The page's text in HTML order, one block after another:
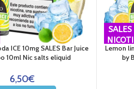
ICE 10mg SALES Bar Juice
10ml Nic salts eliquid
6,50€
Lemon
by